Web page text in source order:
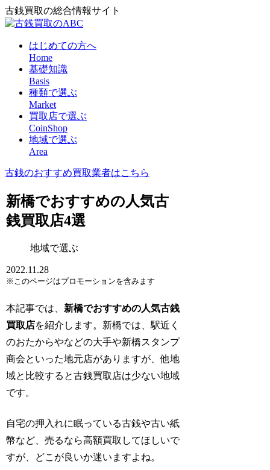
古銭買取の総合情報サイト
はじめての方へ
Home
基礎知識
Basis
種類で選ぶ
Market
買取店で選ぶ
CoinShop
地域で選ぶ
Area
古銭のおすすめ買取業者はこちら
新橋でおすすめの人気古
銭買取店4選
地域で選ぶ
2022.11.28
※このページはプロモーションを含みます
本記事では、 新橋でおすすめの人気古銭
買取店を紹介します。新橋では、駅近く
のおたからやなどの大手や新橋スタンプ
商会といった地元店がありますが、他地
域と比較すると古銭買取店は少ない地域
です。
自宅の押入れに眠っている古銭や古い紙
幣など、売るなら高額買取してほしいで
すが、どこが良いか迷いますよね。